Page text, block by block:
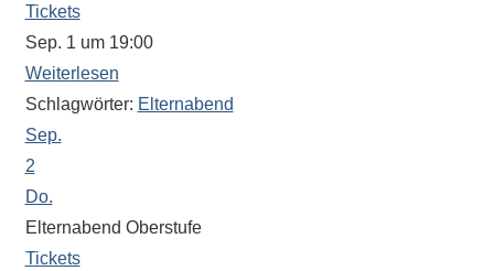
Sie
einmal
eine
Information
nicht
finden,
stehen
am
Ende
Tickets
Sep. 1 um 19:00
Weiterlesen
Schlagwörter: Elternabend
Sep.
2
Do.
Elternabend Oberstufe
Tickets